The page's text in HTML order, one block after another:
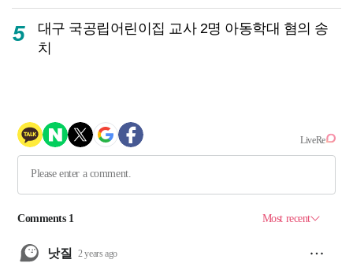
5
대구 국공립어린이집 교사 2명 아동학대 혐의 송
치